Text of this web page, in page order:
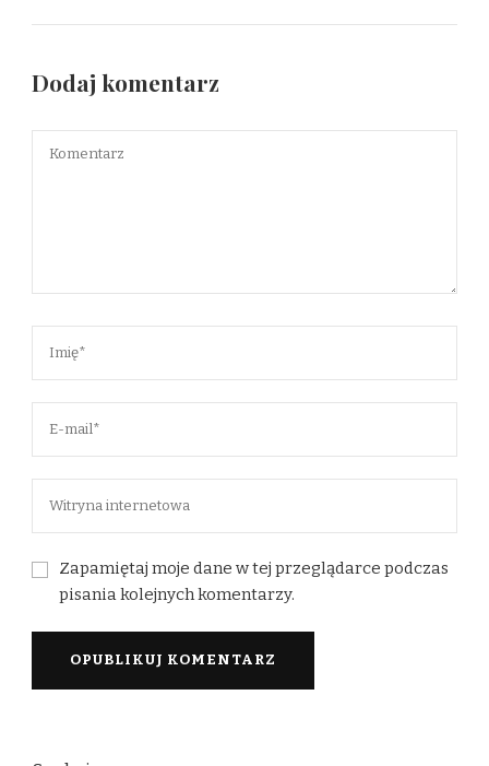
Dodaj komentarz
Zapamiętaj moje dane w tej przeglądarce podczas
pisania kolejnych komentarzy.